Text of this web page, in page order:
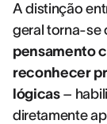
A distinção
geral torna-se
pensamento
reconhecer
lógicas–
diretamente